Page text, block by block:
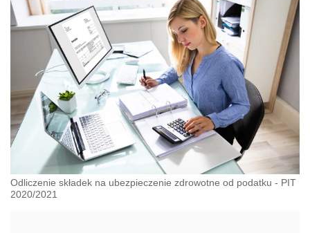
Odliczenie składek na ubezpieczenie zdrowotne od podatku - PIT
2020/2021